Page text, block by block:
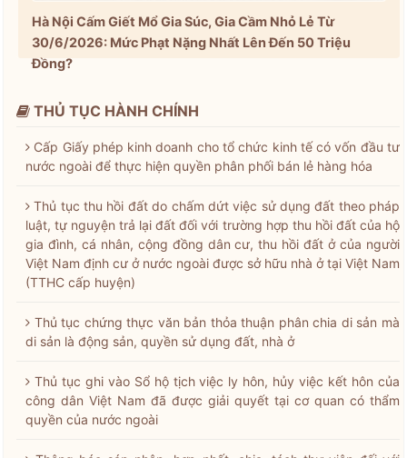
Hà Nội Cấm Giết Mổ Gia Súc, Gia Cầm Nhỏ Lẻ Từ
30/6/2026: Mức Phạt Nặng Nhất Lên Đến 50 Triệu
Đồng?
THỦ TỤC HÀNH CHÍNH
Cấp Giấy phép kinh doanh cho tổ chức kinh tế có vốn đầu tư
nước ngoài để thực hiện quyền phân phối bán lẻ hàng hóa
Thủ tục thu hồi đất do chấm dứt việc sử dụng đất theo pháp
luật, tự nguyện trả lại đất đối với trường hợp thu hồi đất của hộ
gia đình, cá nhân, cộng đồng dân cư, thu hồi đất ở của người
Việt Nam định cư ở nước ngoài được sở hữu nhà ở tại Việt Nam
(TTHC cấp huyện)
Thủ tục chứng thực văn bản thỏa thuận phân chia di sản mà
di sản là động sản, quyền sử dụng đất, nhà ở
Thủ tục ghi vào Sổ hộ tịch việc ly hôn, hủy việc kết hôn của
công dân Việt Nam đã được giải quyết tại cơ quan có thẩm
quyền của nước ngoài